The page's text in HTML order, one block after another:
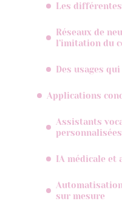
Les
Réseaux de
l’imitation du
Des usages
Applications
Assistants
personnalisées
IA médicale et
sur mesure